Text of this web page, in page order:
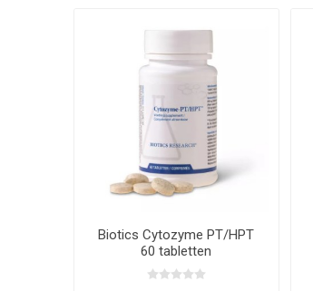
Biotics Cytozyme PT/HPT
60 tabletten